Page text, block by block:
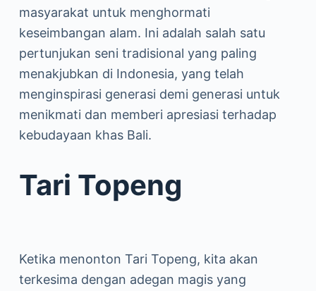
masyarakat untuk menghormati
keseimbangan alam. Ini adalah salah satu
pertunjukan seni tradisional yang paling
menakjubkan di Indonesia, yang telah
menginspirasi generasi demi generasi untuk
menikmati dan memberi apresiasi terhadap
kebudayaan khas Bali.
Tari Topeng
Ketika menonton Tari Topeng, kita akan
terkesima dengan adegan magis yang